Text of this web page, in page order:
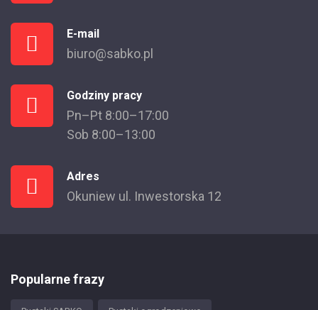
E-mail
biuro@sabko.pl
Godziny pracy
Pn–Pt 8:00–17:00
Sob 8:00–13:00
Adres
Okuniew ul. Inwestorska 12
Popularne frazy